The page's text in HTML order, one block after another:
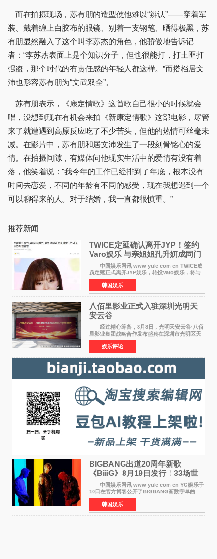
而在拍摄现场，苏有朋的造型使他难以“辨认”——穿着军
装、戴着缠上白胶布的眼镜、别着一支钢笔、晒得极黑，苏
有朋显然融入了这个叫李苏杰的角色，他骄傲地告诉记
者：“李苏杰表面上是个知识分子，但也很能打，打土匪打
强盗，那个时代的有责任感的年轻人都这样。”而搭档居文
沛也形容苏有朋为“文武双全”。
苏有朋表示，《康定情歌》这首歌自己很小的时候就会
唱，没想到现在有机会来拍《新康定情歌》这部电影，尽管
来了就遭遇到高原反应吃了不少苦头，但他的热情可丝毫未
减。在影片中，苏有朋和居文沛发生了一段刻骨铭心的爱
情。在拍摄间隙，有媒体问他现实生活中的爱情有没有着
落，他笑着说：“我今年的工作已经排到了年底，根本没有
时间去恋爱，不同的年龄有不同的感受，现在我想遇到一个
可以聊得来的人。对于结婚，我一直都很慎重。”
推荐新闻
TWICE定延确认离开JYP！签约
Varo娱乐 与亲姐姐孔升妍成同门
中国娱乐网讯 www yule com cn TWICE成
员定延正式离开JYP娱乐，转投Varo娱乐，将与
亲姐姐孔升妍成为同门。 Varo娱乐于10日通
过官方SNS宣布："能与拥有多彩魅力和无限潜力
的俞定延结下珍贵
韩国娱乐
八佰里影业正式入驻深圳光明天
安云谷
经过精心筹备，8月8日，光明天安云谷·八佰
里影业集团战略合作发布盛典在深圳市光明区天
安云谷盛大举行，来自DataEye剧查查创始人
&CEO 深圳市微短剧产业协会会长汪祥斌先生、
光明区文化广电旅
娱乐评论
BIGBANG出道20周年新歌
《BiiiG》8月19日发行！33场世
界巡演同步启航
中国娱乐网讯 www yule com cn YG娱乐于
10日在官方博客公开了BIGBANG新数字单曲
《BiiiG》的海报，宣布新歌将于8月19日——组
合出道20周年纪念日正式发行。歌名取自意为"巨
大""宏大"的"BIG"
韩国娱乐